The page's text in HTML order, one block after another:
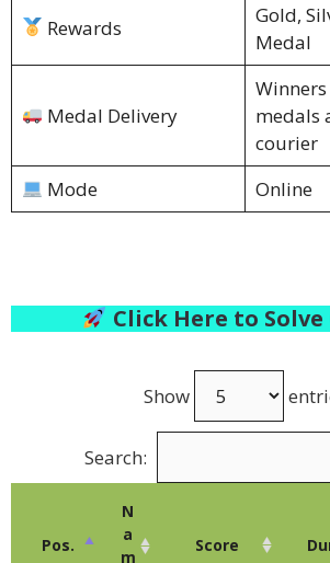
Rewards
Gold,
Medal
Medal Delivery
medals
courier
Mode
Online
Click Here to Solve
Show
Search:
Pos.
N
a
m
Score